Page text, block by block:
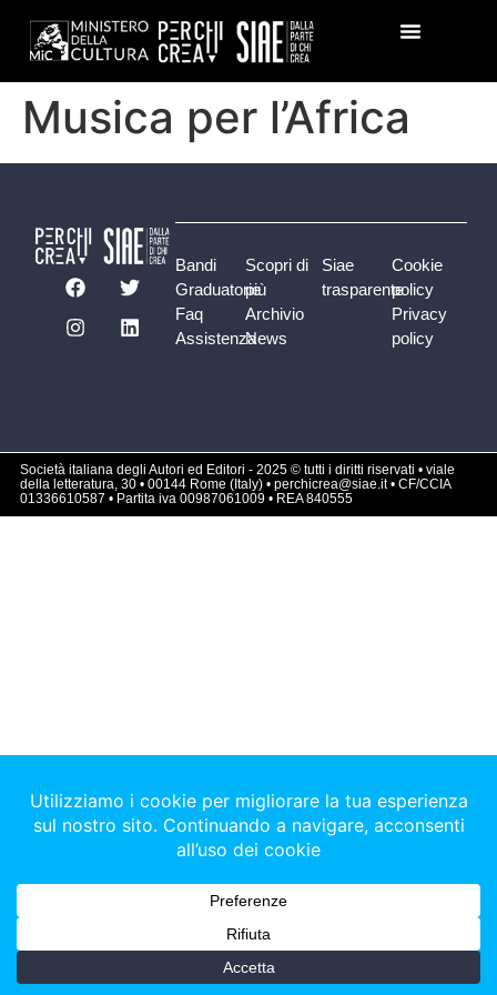
Musica per l’Africa
Bandi
Graduatorie
Faq
Assistenza
Scopri di
più
Archivio
News
Siae
trasparente
Cookie
policy
Privacy
policy
Società italiana degli Autori ed Editori - 2025 © tutti i diritti riservati • viale
della letteratura, 30 • 00144 Rome (Italy) • perchicrea@siae.it • CF/CCIA
01336610587 • Partita iva 00987061009 • REA 840555